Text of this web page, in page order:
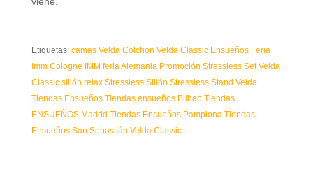
Etiquetas: camas Velda Colchon Velda Classic Ensueños Feria
Imm Cologne
IMM feria Alemania Promoción Stressless Set Velda
Classic sillón relax Stressless Sillón Stressless Stand Velda
Tiendas Ensueños Tiendas ensueños Bilbao Tiendas
ENSUEÑOS Madrid Tiendas Ensueños Pamplona Tiendas
Ensueños San Sebastián Velda Classic